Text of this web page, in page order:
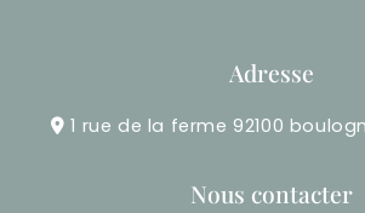
Adresse
1 rue de la ferme 92100
Nous contacter